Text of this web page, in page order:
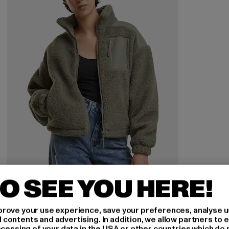
URBAN CLASSICS
Ladies Sherpa Mix
37,09 EUR
Derzeitiger Preis: 37,09 EUR
69,99 EURAktionspreis: 69,99 EUR
SEE YOU HERE!
your use experience, save your preferences, analyse
and advertising. In addition, we allow partners to